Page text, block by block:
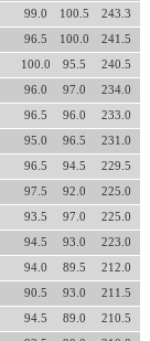
99.0 100.5 243.3
96.5 100.0 241.5
100.0 95.5 240.5
96.0 97.0 234.0
96.5 96.0 233.0
95.0 96.5 231.0
96.5 94.5 229.5
97.5 92.0 225.0
93.5 97.0 225.0
94.5 93.0 223.0
94.0 89.5 212.0
90.5 93.0 211.5
94.5 89.0 210.5